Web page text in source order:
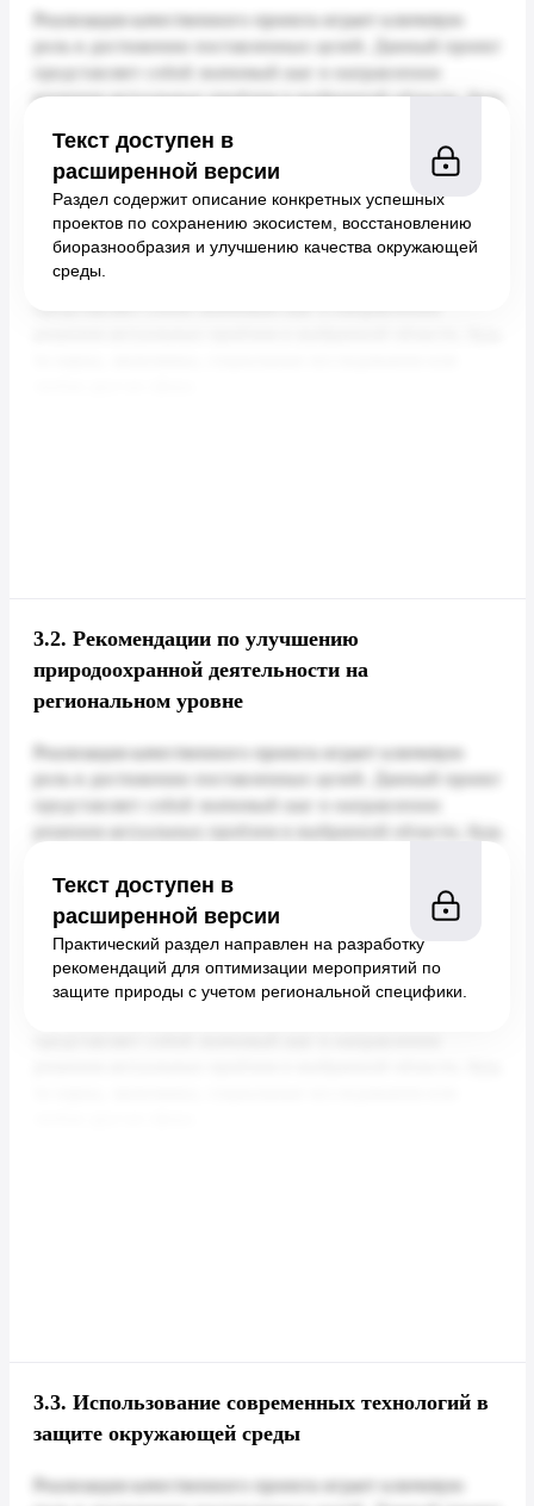
Текст доступен в
расширенной версии
Раздел содержит описание конкретных успешных
проектов по сохранению экосистем, восстановлению
биоразнообразия и улучшению качества окружающей
среды.
3.2. Рекомендации по улучшению
природоохранной деятельности на
региональном уровне
Текст доступен в
расширенной версии
Практический раздел направлен на разработку
рекомендаций для оптимизации мероприятий по
защите природы с учетом региональной специфики.
3.3. Использование современных технологий в
защите окружающей среды